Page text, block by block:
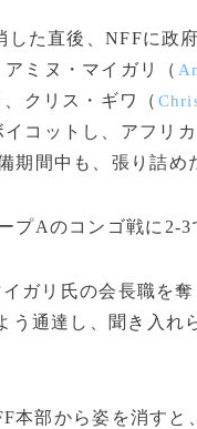
た直後、NFFに政
ミヌ・マイガリ（
クリス・ギワ（
コットし、アフリ
期間中も、張り詰め
Aのコンゴ戦に2-3
ガリ氏の会長職を
う通達し、聞き入
本部から姿を消す